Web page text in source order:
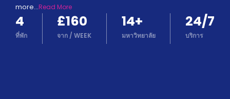
Blog
Refer
And
Become
more...Read More
4
ที่พัก
£160
จาก /WEEK
14+
มหาวิทยาลัย
24/7
บริการ